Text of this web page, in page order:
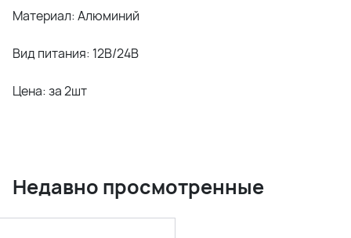
Материал: Алюминий
Вид питания: 12В/24В
Цена: за 2шт
Недавно просмотренные